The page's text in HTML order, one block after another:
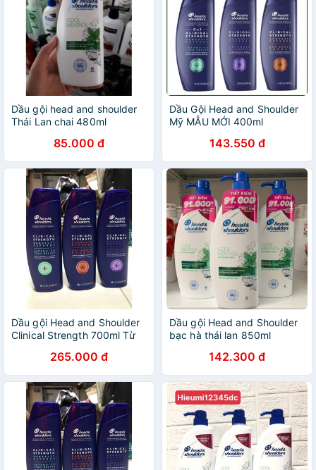
Dầu gội head and shoulder
Thái Lan chai 480ml
85.000 đ
Dầu Gội Head and Shoulder
Mỹ MẪU MỚI 400ml
143.550 đ
Dầu gội Head and Shoulder
Clinical Strength 700ml Từ
265.000 đ
Dầu gội Head and Shoulder
bạc hà thái lan 850ml
142.300 đ